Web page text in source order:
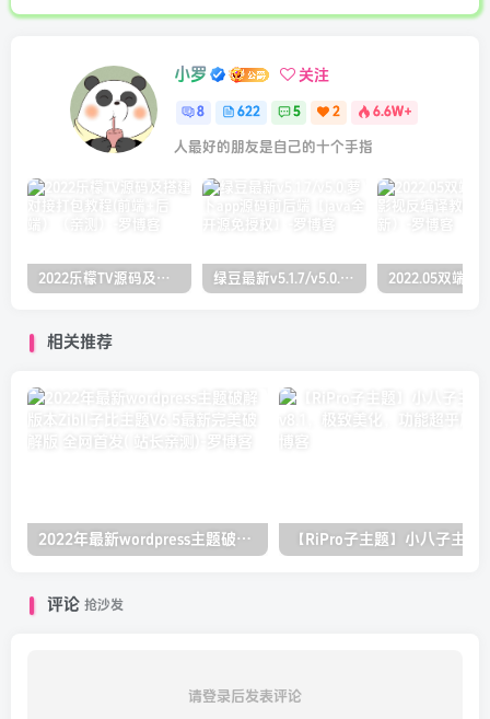
小罗 关注
8 622 5 2 6.6W+
人最好的朋友是自己的十个手指
2022乐檬TV源码及搭建对接打包教程(前端+后端）（亲测） 绿豆最新v5.1.7/v5.0.萝卜app源码前后端【java全开源免授权】
相关推荐
2022年最新wordpress主题破解版本Zibll子比主题V6.5最新完美破解版 全网首发( 站长亲测)
评论 抢沙发
请登录后发表评论